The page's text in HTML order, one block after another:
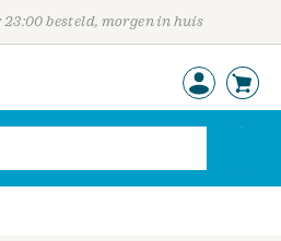
23:00 besteld, morgen in huis